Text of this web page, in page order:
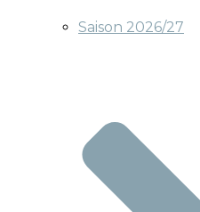
Saison 2026/27